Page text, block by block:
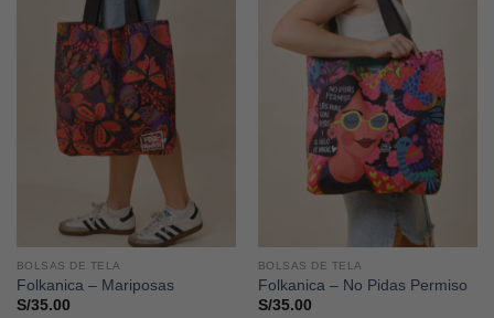
BOLSAS DE TELA
Folkanica – Mariposas
S/35.00
BOLSAS DE TELA
Folkanica – No Pidas Permiso
S/35.00